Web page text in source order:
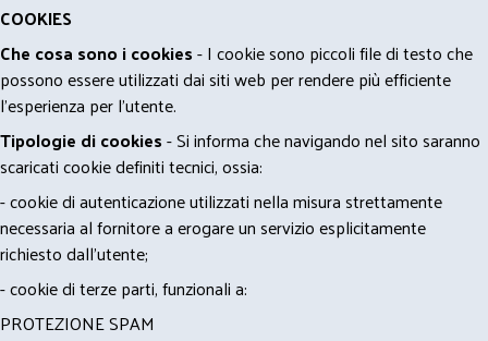
COOKIES
Che cosa sono i cookies- I cookie sono piccoli file di testo che
possono essere utilizzati dai siti web per rendere più efficiente
l'esperienza per l'utente.
Tipologie di cookies- Si informa che navigando nel sito saranno
scaricati cookie definiti tecnici, ossia:
- cookie di autenticazione utilizzati nella misura strettamente
necessaria al fornitore a erogare un servizio esplicitamente
richiesto dall'utente;
- cookie di terze parti, funzionali a:
PROTEZIONE SPAM